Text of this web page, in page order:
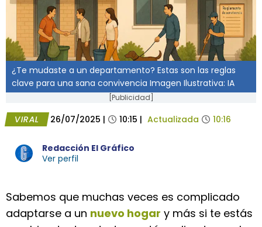
¿Te mudaste a un departamento? Estas son las reglas
clave para una sana convivencia Imagen Ilustrativa: IA
[Publicidad]
VIRAL 26/07/2025 | 10:15 | Actualizada 10:16
Redacción El Gráfico
Ver perfil
Sabemos que muchas veces es complicado
adaptarse a un nuevo hogar y más si te estás